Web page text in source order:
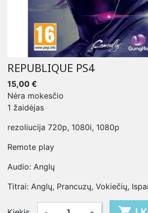
REPUBLIQUE PS4
15,00 €
Nėra mokesčio
1 žaidėjas
rezoliucija 720p, 1080i, 1080p
Remote play
Audio: Anglų
Titrai: Anglų, Prancuzų, Vokiečių,